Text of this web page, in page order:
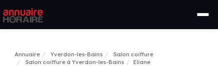
Annuaire Yverdon-les-Bains
Salon coiffure
Salon coiffure à Yverdon-les-Bains
Eliane